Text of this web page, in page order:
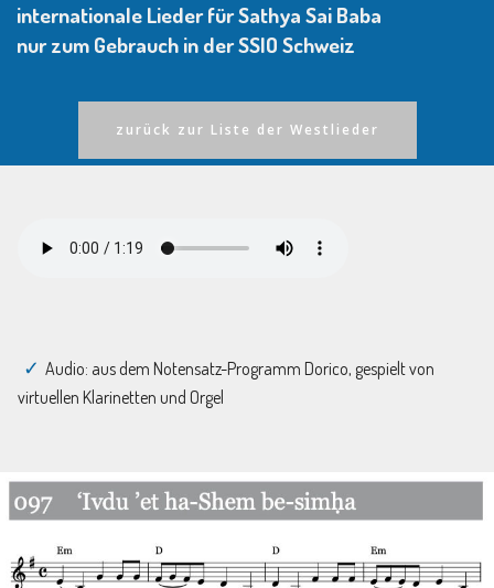
internationale Lieder für Sathya Sai Baba
nur zum Gebrauch in der SSIO Schweiz
zurück zur Liste der Westlieder
Audio: aus dem Notensatz-Programm Dorico, gespielt von
virtuellen Klarinetten und Orgel